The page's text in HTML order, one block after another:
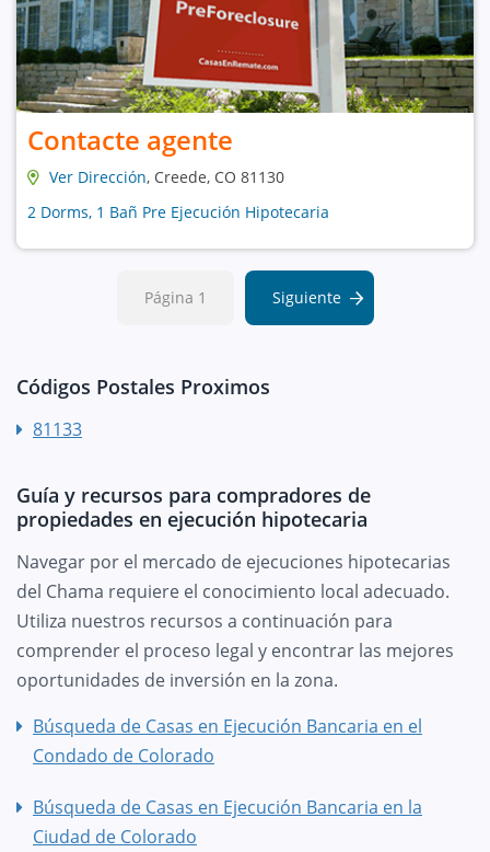
Contacte agente
Ver Dirección, Creede, CO 81130
2 Dorms, 1 Bañ Pre Ejecución Hipotecaria
Página 1 Siguiente
Códigos Postales Proximos
81133
Guía y recursos para compradores de
propiedades en ejecución hipotecaria
Navegar por el mercado de ejecuciones hipotecarias
del Chama requiere el conocimiento local adecuado.
Utiliza nuestros recursos a continuación para
comprender el proceso legal y encontrar las mejores
oportunidades de inversión en la zona.
Búsqueda de Casas en Ejecución Bancaria en el
Condado de Colorado
Búsqueda de Casas en Ejecución Bancaria en la
Ciudad de Colorado